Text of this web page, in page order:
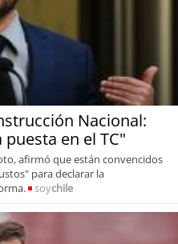
Nacional:
en el TC"
afirmó que están convencidos
para declarar la
soychile